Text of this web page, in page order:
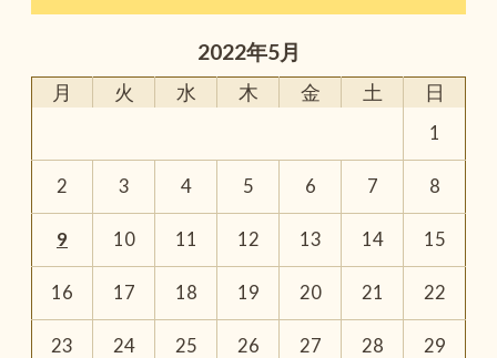
2022年5月
月 火 水 木 金 土 日
1
2 3 4 5 6 7 8
9 10 11 12 13 14 15
16 17 18 19 20 21 22
23 24 25 26 27 28 29